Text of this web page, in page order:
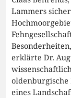
Lammers
erklärte Dr.
eines